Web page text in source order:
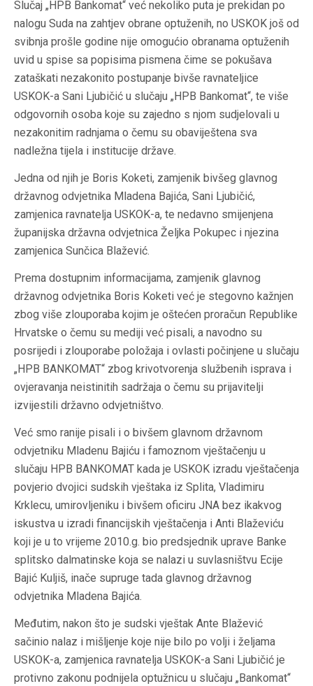
Slučaj „HPB Bankomat“ već nekoliko puta je prekidan po
nalogu Suda na zahtjev obrane optuženih, no USKOK još od
svibnja prošle godine nije omogućio obranama optuženih
uvid u spise sa popisima pismena čime se pokušava
zataškati nezakonito postupanje bivše ravnateljice
USKOK-a Sani Ljubičić u slučaju „HPB Bankomat“, te više
odgovornih osoba koje su zajedno s njom sudjelovali u
nezakonitim radnjama o čemu su obaviještena sva
nadležna tijela i institucije države.
Jedna od njih je Boris Koketi, zamjenik bivšeg glavnog
državnog odvjetnika Mladena Bajića, Sani Ljubičić,
zamjenica ravnatelja USKOK-a, te nedavno smijenjena
županijska državna odvjetnica Željka Pokupec i njezina
zamjenica Sunčica Blažević.
Prema dostupnim informacijama, zamjenik glavnog
državnog odvjetnika Boris Koketi već je stegovno kažnjen
zbog više zlouporaba kojim je oštećen proračun Republike
Hrvatske o čemu su mediji već pisali, a navodno su
posrijedi i zlouporabe položaja i ovlasti počinjene u slučaju
„HPB BANKOMAT“ zbog krivotvorenja službenih isprava i
ovjeravanja neistinitih sadržaja o čemu su prijavitelji
izvijestili državno odvjetništvo.
Već smo ranije pisali i o bivšem glavnom državnom
odvjetniku Mladenu Bajiću i famoznom vještačenju u
slučaju HPB BANKOMAT kada je USKOK izradu vještačenja
povjerio dvojici sudskih vještaka iz Splita, Vladimiru
Krklecu, umirovljeniku i bivšem oficiru JNA bez ikakvog
iskustva u izradi financijskih vještačenja i Anti Blaževiću
koji je u to vrijeme 2010.g. bio predsjednik uprave Banke
splitsko dalmatinske koja se nalazi u suvlasništvu Ecije
Bajić Kuljiš, inače supruge tada glavnog državnog
odvjetnika Mladena Bajića.
Međutim, nakon što je sudski vještak Ante Blažević
sačinio nalaz i mišljenje koje nije bilo po volji i željama
USKOK-a, zamjenica ravnatelja USKOK-a Sani Ljubičić je
protivno zakonu podnijela optužnicu u slučaju „Bankomat“